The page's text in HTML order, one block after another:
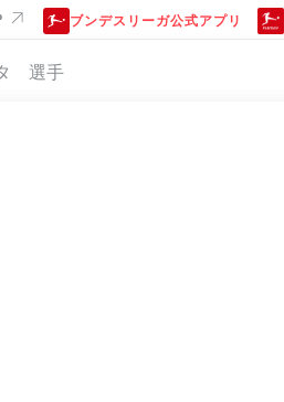
ブンデスリーガ公式アプリ
選手